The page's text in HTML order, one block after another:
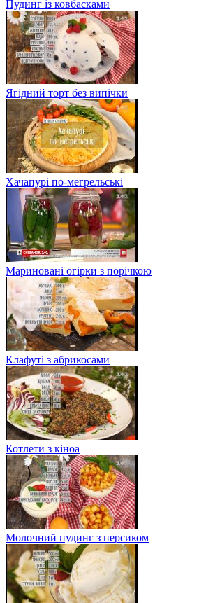
Пудинг із ковбасками
Ягідний торт без випічки
Хачапурі по-мегрельські
Мариновані огірки з порічкою
Клафуті з абрикосами
Котлети з кіноа
Молочний пудинг з персиком